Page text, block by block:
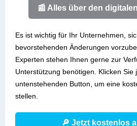
📰 Alles über den
Es ist wichtig für Ihr Unternehmen,
bevorstehenden Änderungen
Experten stehen Ihnen gerne zur
Unterstützung benötigen. Klicken Sie
untenstehenden Button, um eine
stellen.
🔎 Jetzt kostenlos